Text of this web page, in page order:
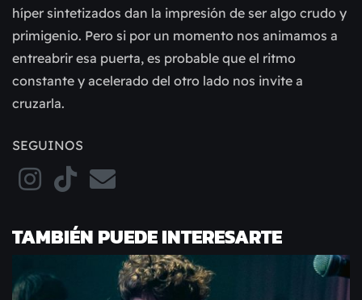
híper sintetizados dan la impresión de ser algo crudo y
primigenio. Pero si por un momento nos animamos a
entreabrir esa puerta, es probable que el ritmo
constante y acelerado del otro lado nos invite a
cruzarla.
SEGUINOS
TAMBIÉN PUEDE INTERESARTE